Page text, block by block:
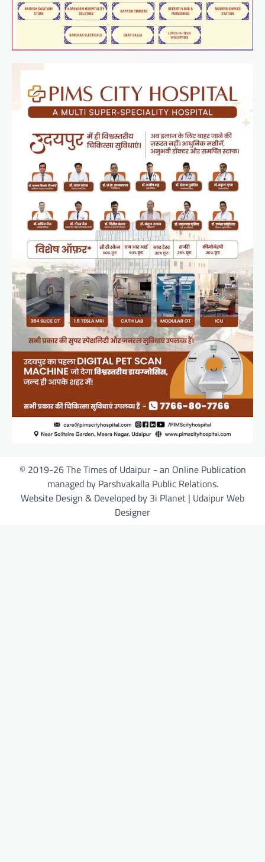
© 2019-26 The Times of Udaipur - an Online Publication
managed by Parshvakalla Public Relations.
Website Design & Developed by 3i Planet | Udaipur Web
Designer